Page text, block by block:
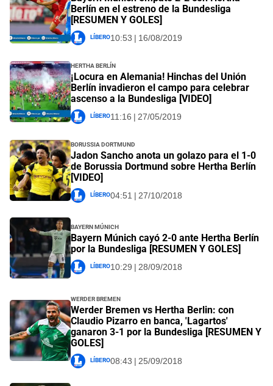
Berlín en el estreno de la Bundesliga
[RESUMEN Y GOLES]
Líbero10:53 | 16/08/2019
Hertha Berlín
¡Locura en Alemania! Hinchas del Unión
Berlín invadieron el campo para celebrar
ascenso a la Bundesliga [VIDEO]
Líbero11:16 | 27/05/2019
Borussia Dortmund
Jadon Sancho anota un golazo para el 1-0
de Borussia Dortmund sobre Hertha Berlín
[VIDEO]
Líbero04:51 | 27/10/2018
Bayern Múnich
Bayern Múnich cayó 2-0 ante Hertha Berlín
por la Bundesliga [RESUMEN Y GOLES]
Líbero10:29 | 28/09/2018
Werder Bremen
Werder Bremen vs Hertha Berlin: con
Claudio Pizarro en banca, 'Lagartos'
ganaron 3-1 por la Bundesliga [RESUMEN Y
GOLES]
Líbero08:43 | 25/09/2018